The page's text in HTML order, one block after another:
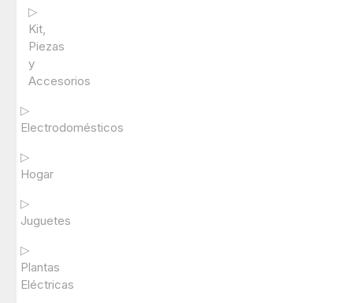
▷
Kit,
Piezas
y
Accesorios
▷
Electrodomésticos
▷
Hogar
▷
Juguetes
▷
Plantas
Eléctricas